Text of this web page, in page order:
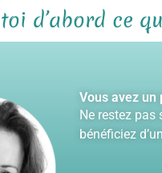
d’abord ce
Vous avez un
Ne restez pas
bénéficiez